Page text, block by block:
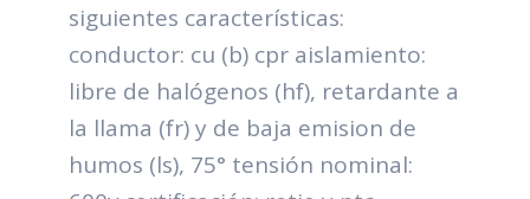
siguientes características:
conductor: cu (b) cpr aislamiento:
libre de halógenos (hf), retardante a
la llama (fr) y de baja emision de
humos (ls), 75° tensión nominal: